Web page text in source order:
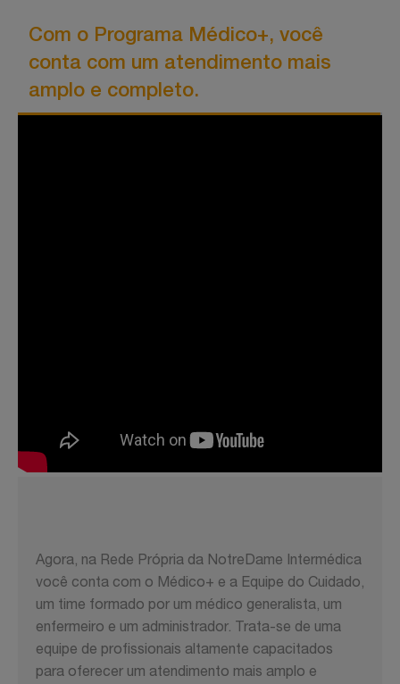
Com o Programa Médico+, você
conta com um atendimento mais
amplo e completo.
Agora, na Rede Própria da NotreDame Intermédica
você conta com o Médico+ e a Equipe do Cuidado,
um time formado por um médico generalista, um
enfermeiro e um administrador. Trata-se de uma
equipe de profissionais altamente capacitados
para oferecer um atendimento mais amplo e